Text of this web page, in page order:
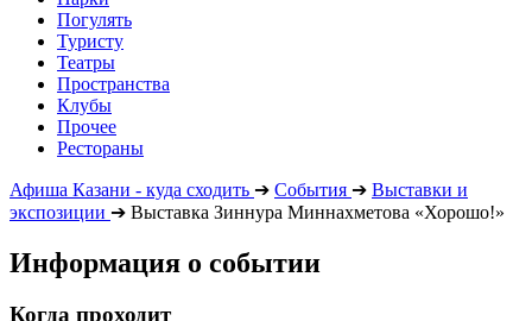
Погулять
Туристу
Театры
Пространства
Клубы
Прочее
Рестораны
Афиша Казани - куда сходить ➔ События ➔ Выставки и
экспозиции ➔ Выставка Зиннура Миннахметова «Хорошо!»
Информация о событии
Когда проходит